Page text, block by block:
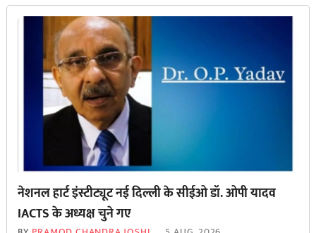
नेशनल हार्ट इंस्टीट्यूट नई दिल्ली के सीईओ डॉ. ओपी यादव
IACTS के अध्यक्ष चुने गए